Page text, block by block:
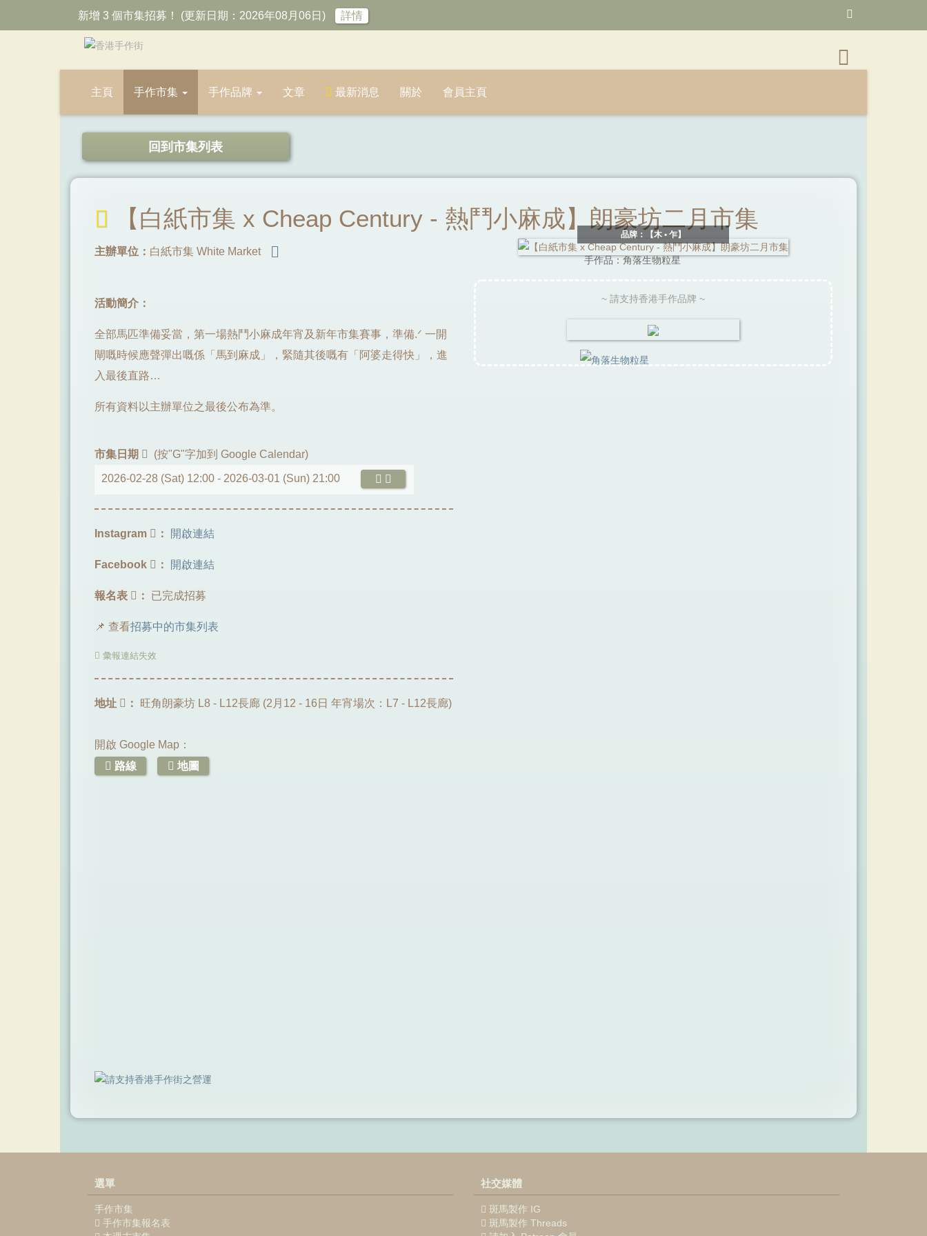
新增 3 個市集招募！ (更新日期：2026年08月06日) 詳情
主頁 手作市集 手作品牌 文章 最新消息 關於 會員主頁
回到市集列表
【白紙市集 x Cheap Century - 熱鬥小麻成】朗豪坊二月市集
~ 請支持香港手作品牌 ~
品牌：【木 • 乍】
手作品：角落生物粒星
主辦單位： 白紙市集 White Market
活動簡介：
全部馬匹準備妥當，第一場熱鬥小麻成年宵及新年市集賽事，準備.ᐟ 一開
閘嘅時候應聲彈出嘅係「馬到麻成」，緊隨其後嘅有「阿婆走得快」，進
入最後直路…
所有資料以主辦單位之最後公布為準。
市集日期 (按"G"字加到 Google Calendar)
2026-02-28 (Sat) 12:00 - 2026-03-01 (Sun) 21:00
Instagram ： 開啟連結
Facebook ： 開啟連結
報名表 ： 已完成招募
📌 查看招募中的市集列表
彙報連結失效
地址 ： 旺角朗豪坊 L8 - L12長廊 (2月12 - 16日 年宵場次：L7 - L12長廊)
開啟 Google Map：
路線
地圖
選單
手作市集
手作市集報名表
社交媒體
斑馬製作 IG
斑馬製作 Threads